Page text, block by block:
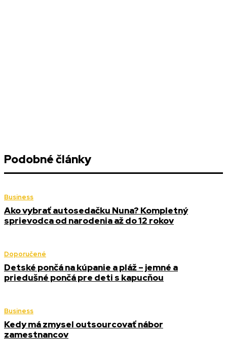
Podobné články
Business
Ako vybrať autosedačku Nuna? Kompletný
sprievodca od narodenia až do 12 rokov
Doporučené
Detské pončá na kúpanie a pláž – jemné a
priedušné pončá pre deti s kapucňou
Business
Kedy má zmysel outsourcovať nábor
zamestnancov